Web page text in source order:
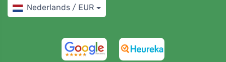
Nederlands / EUR